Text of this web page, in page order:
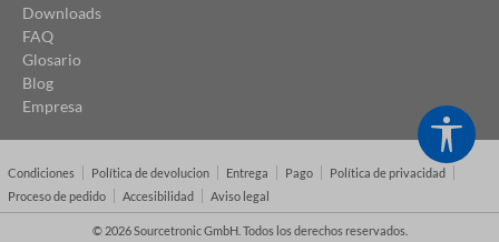
Downloads
FAQ
Glosario
Blog
Empresa
Condiciones Política de devolucion Entrega Pago
Política de privacidad
Proceso de pedido
Accesibilidad Aviso legal
© 2026 Sourcetronic GmbH. Todos los derechos reservados.